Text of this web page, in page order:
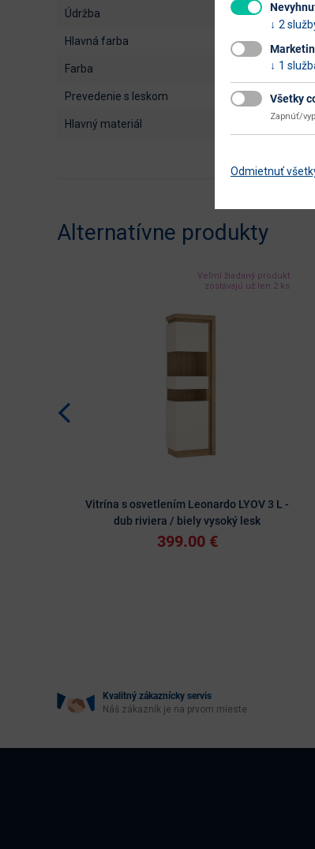
údržba
hlavná farba
farba
prevedenie s leskom
hlavný materiál
Alternatívne produkty
Veľmi žiadaný produkt
zostávajú už len 2 ks
Vitrína s osvetlením Leonardo LYOV 3 L -
dub riviera / biely vysoký lesk
399.00 €
Kvalitný zákaznícky servis
Náš zákazník je na prvom mieste
2
1
Všetky
Zapnúť/
Odmietnuť